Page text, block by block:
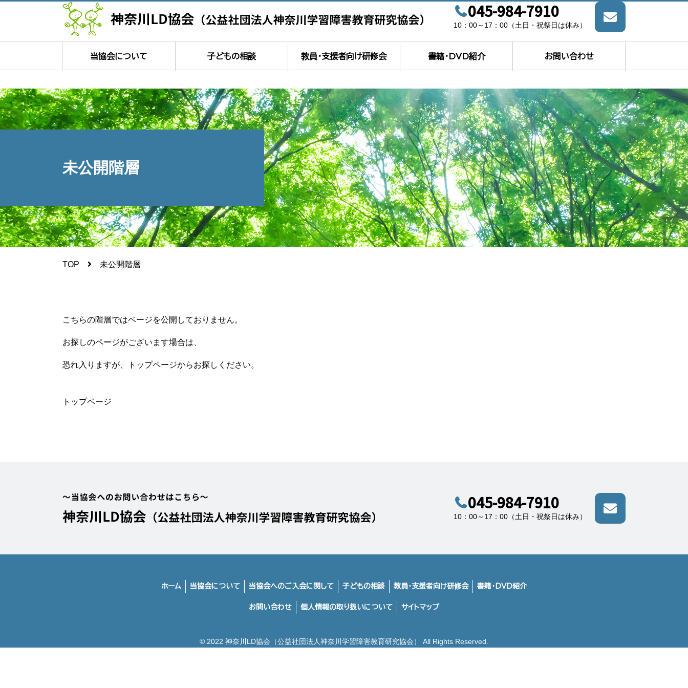
045-984-7910
10：00～17：00（土日・祝祭日は休み）
当協会について 子どもの相談 教員・支援者向け研修会 書籍・DVD紹介 お問い合わせ
未公開階層
TOP 未公開階層
こちらの階層ではページを公開しておりません。
お探しのページがございます場合は、
恐れ入りますが、トップページからお探しください。
トップページ
045-984-7910
10：00～17：00（土日・祝祭日は休み）
ホーム 当協会について 当協会へのご入会に関して 子どもの相談 教員・支援者向け研修会 書籍・DVD紹介
お問い合わせ 個人情報の取り扱いについて サイトマップ
© 2022 神奈川LD協会（公益社団法人神奈川学習障害教育研究協会） All Rights Reserved.